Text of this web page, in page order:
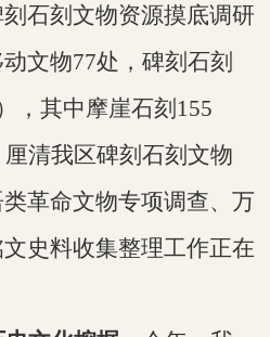
石刻文物资源摸底调研
文物77处，碑刻石刻
，其中摩崖石刻155
清我区碑刻石刻文物
革命文物专项调查、万
史料收集整理工作正在